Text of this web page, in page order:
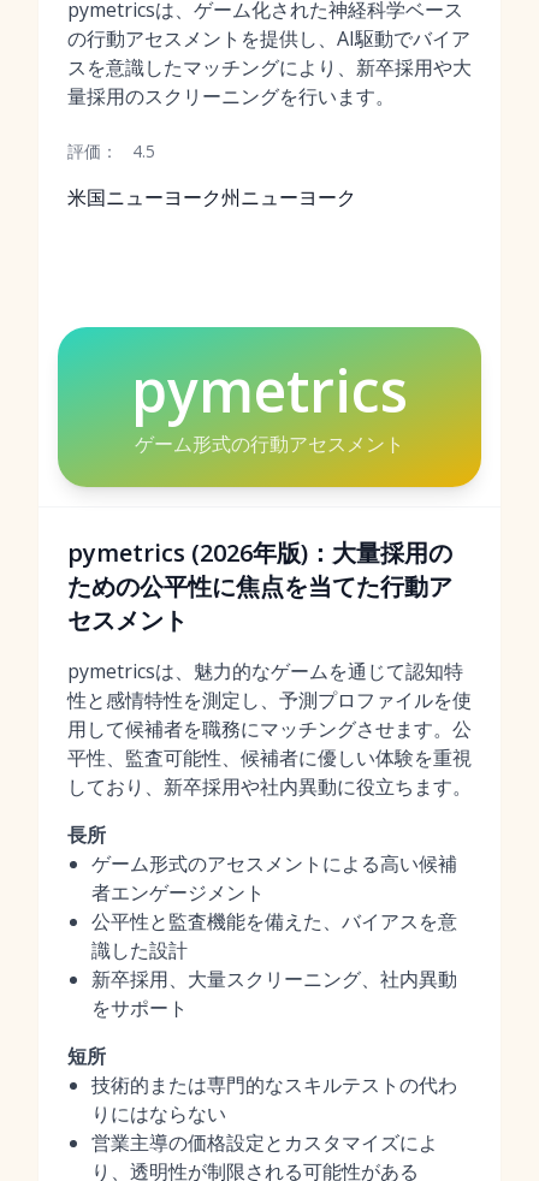
pymetricsは、ゲーム化された神経科学ベース
の行動アセスメントを提供し、AI駆動でバイア
スを意識したマッチングにより、新卒採用や大
量採用のスクリーニングを行います。
評価： 4.5
米国ニューヨーク州ニューヨーク
pymetrics
ゲーム形式の行動アセスメント
pymetrics (2026年版)：大量採用の
ための公平性に焦点を当てた行動ア
セスメント
pymetricsは、魅力的なゲームを通じて認知特
性と感情特性を測定し、予測プロファイルを使
用して候補者を職務にマッチングさせます。公
平性、監査可能性、候補者に優しい体験を重視
しており、新卒採用や社内異動に役立ちます。
長所
ゲーム形式のアセスメントによる高い候補
者エンゲージメント
公平性と監査機能を備えた、バイアスを意
識した設計
新卒採用、大量スクリーニング、社内異動
をサポート
短所
技術的または専門的なスキルテストの代わ
りにはならない
営業主導の価格設定とカスタマイズによ
り、透明性が制限される可能性がある